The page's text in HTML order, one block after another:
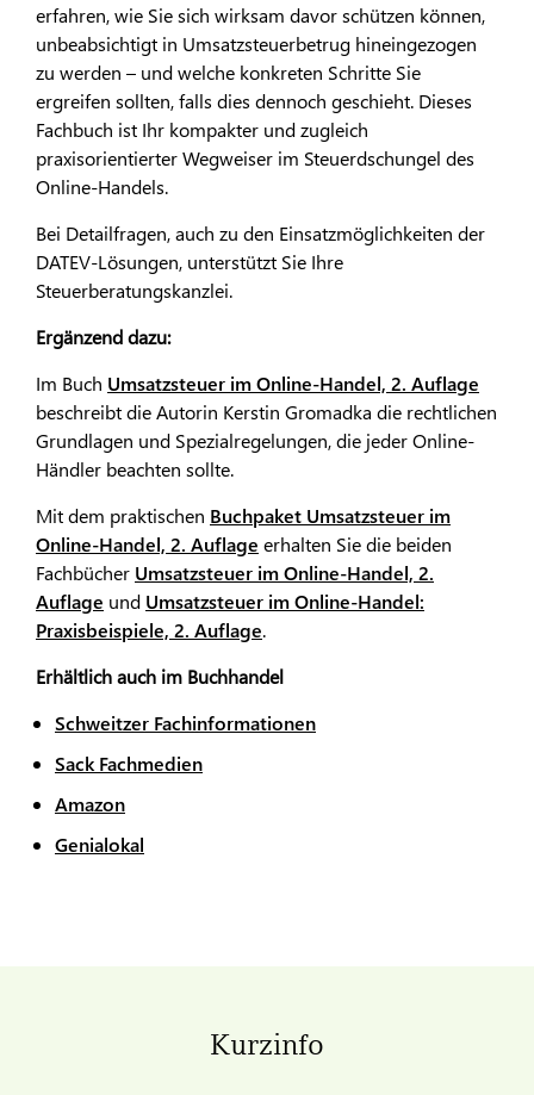
erfahren, wie Sie sich wirksam davor schützen können,
unbeabsichtigt in Umsatzsteuerbetrug hineingezogen
zu werden – und welche konkreten Schritte Sie
ergreifen sollten, falls dies dennoch geschieht. Dieses
Fachbuch ist Ihr kompakter und zugleich
praxisorientierter Wegweiser im Steuerdschungel des
Online-Handels.
Bei Detailfragen, auch zu den Einsatzmöglichkeiten der
DATEV-Lösungen, unterstützt Sie Ihre
Steuerberatungskanzlei.
Ergänzend dazu:
Im Buch Umsatzsteuer im Online-Handel, 2. Auflage
beschreibt die Autorin Kerstin Gromadka die rechtlichen
Grundlagen und Spezialregelungen, die jeder Online-
Händler beachten sollte.
Mit dem praktischen Buchpaket Umsatzsteuer im
Online-Handel, 2. Auflage erhalten Sie die beiden
Fachbücher Umsatzsteuer im Online-Handel, 2.
Auflage und Umsatzsteuer im Online-Handel:
Praxisbeispiele, 2. Auflage.
Erhältlich auch im Buchhandel
Schweitzer Fachinformationen
Sack Fachmedien
Amazon
Genialokal
Kurzinfo